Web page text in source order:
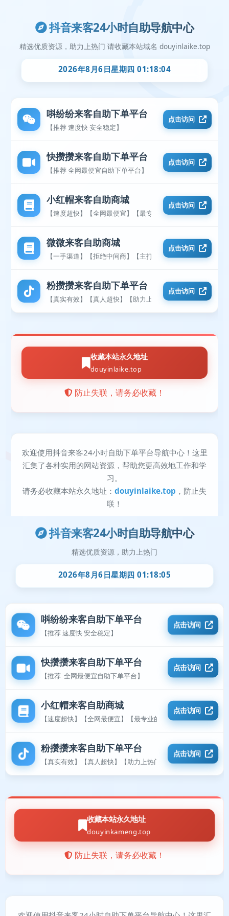
抖音来客24小时自助导航中心
精选优质资源，助力上热门
2026年8月6日星期四 01:18:05
唞纷纷来客自助下单平台
【推荐 速度快 安全稳定】
点击访问
快攒攒来客自助下单平台
【推荐 全网最便宜自助下单平台】
点击访问
小红帽来客自助商城
【速度超快】【全网最便宜】【最专业的平台】
点击访问
粉攒攒来客自助下单平台
【真实有效】【真人超快】【助力上热门】
点击访问
收藏本站永久地址
douyinkameng.top
防止失联，请务必收藏！